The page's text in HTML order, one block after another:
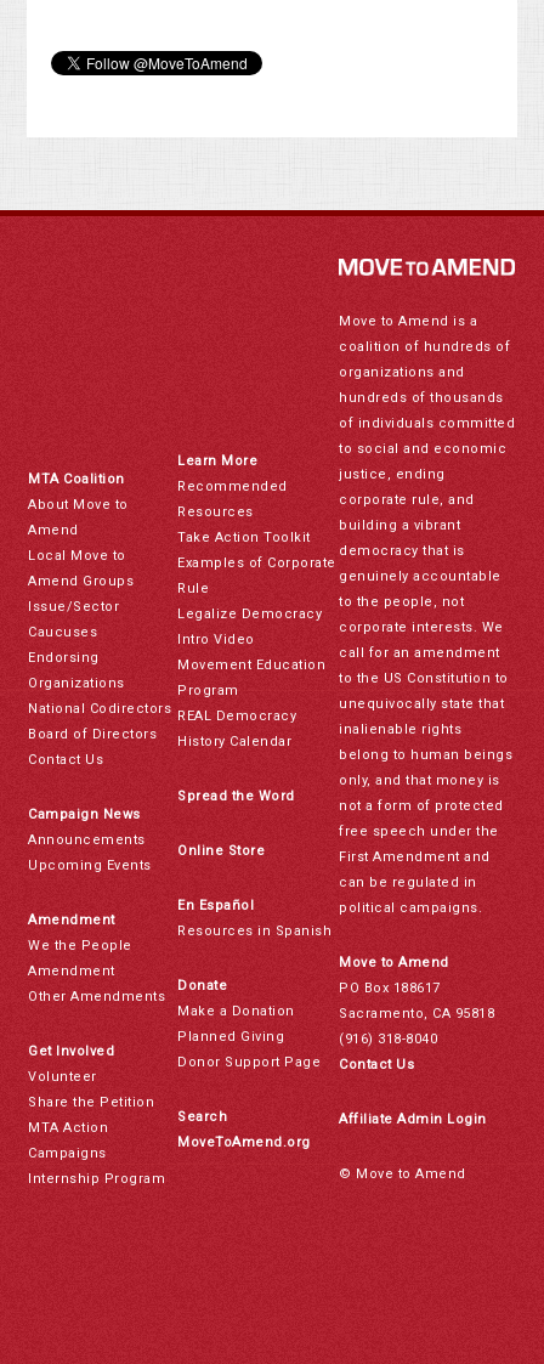
MTA Coalition
About Move to
Amend
Local Move to
Amend Groups
Issue/Sector
Caucuses
Endorsing
Organizations
National Codirectors
Board of Directors
Contact Us
Campaign News
Announcements
Upcoming Events
Amendment
We the People
Amendment
Other Amendments
Get Involved
Volunteer
Share the Petition
MTA Action
Campaigns
Internship Program
Learn More
Recommended
Resources
Take Action Toolkit
Examples of Corporate
Rule
Legalize Democracy
Intro Video
Movement Education
Program
REAL Democracy
History Calendar
Spread the Word
Online Store
En Español
Resources in Spanish
Donate
Make a Donation
Planned Giving
Donor Support Page
Search
MoveToAmend.org
Move to Amend is a
coalition of hundreds of
organizations and
hundreds of thousands
of individuals committed
to social and economic
justice, ending
corporate rule, and
building a vibrant
democracy that is
genuinely accountable
to the people, not
corporate interests. We
call for an amendment
to the US Constitution to
unequivocally state that
inalienable rights
belong to human beings
only, and that money is
not a form of protected
free speech under the
First Amendment and
can be regulated in
political campaigns.
Move to Amend
PO Box 188617
Sacramento, CA 95818
(916) 318-8040
Contact Us
Affiliate Admin Login
© Move to Amend